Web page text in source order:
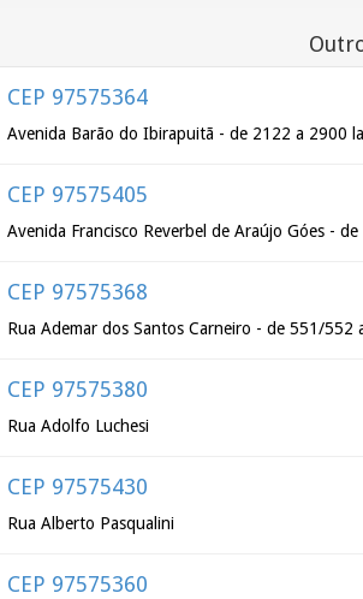
CEP 97575364
Avenida Barão do Ibirapuitã - de 2122 a 2900
CEP 97575405
Avenida Francisco Reverbel de Araújo Góes -
CEP 97575368
Rua Ademar dos Santos Carneiro - de 551/552
CEP 97575380
Rua Adolfo Luchesi
CEP 97575430
Rua Alberto Pasqualini
CEP 97575360